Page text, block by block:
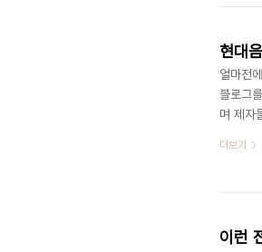
월 13일
현대
얼마전
블로그
며 제자
어느덧
듯이 타
더보기
이런